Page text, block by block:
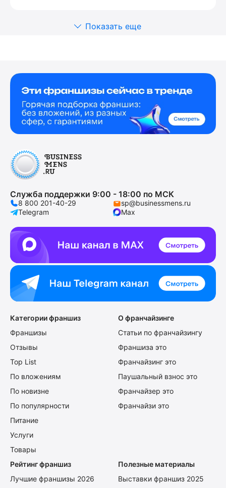
Показать еще
Служба поддержки 9:00 - 18:00 по МСК
8 800 201-40-29
sp@businessmens.ru
Telegram
Max
Категории франшиз
Франшизы
Отзывы
Top List
По вложениям
По новизне
По популярности
Питание
Услуги
Товары
О франчайзинге
Статьи по франчайзингу
Франшиза это
Франчайзинг это
Паушальный взнос это
Франчайзер это
Франчайзи это
Рейтинг франшиз
Лучшие франшизы 2026
Полезные материалы
Выставки франшиз 2025